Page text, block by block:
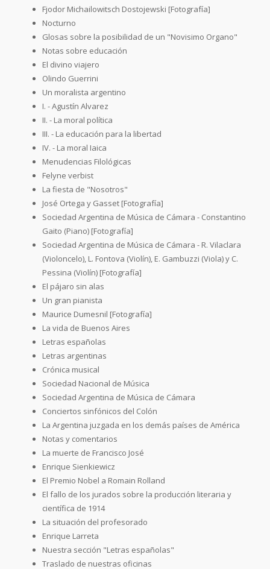
Fjodor Michailowitsch Dostojewski [Fotografía]
Nocturno
Glosas sobre la posibilidad de un "Novisimo Organo"
Notas sobre educación
El divino viajero
Olindo Guerrini
Un moralista argentino
I. - Agustín Alvarez
II. - La moral política
III. - La educación para la libertad
IV. - La moral Iaica
Menudencias Filológicas
Felyne verbist
La fiesta de "Nosotros"
José Ortega y Gasset [Fotografía]
Sociedad Argentina de Música de Cámara - Constantino
Gaito (Piano) [Fotografía]
Sociedad Argentina de Música de Cámara - R. Vilaclara
(Violoncelo), L. Fontova (Violín), E. Gambuzzi (Viola) y C.
Pessina (Violín) [Fotografía]
El pájaro sin alas
Un gran pianista
Maurice Dumesnil [Fotografía]
La vida de Buenos Aires
Letras españolas
Letras argentinas
Crónica musical
Sociedad Nacional de Música
Sociedad Argentina de Música de Cámara
Conciertos sinfónicos del Colón
La Argentina juzgada en los demás países de América
Notas y comentarios
La muerte de Francisco José
Enrique Sienkiewicz
El Premio Nobel a Romain Rolland
El fallo de los jurados sobre la producción literaria y
científica de 1914
La situación del profesorado
Enrique Larreta
Nuestra sección "Letras españolas"
Traslado de nuestras oficinas